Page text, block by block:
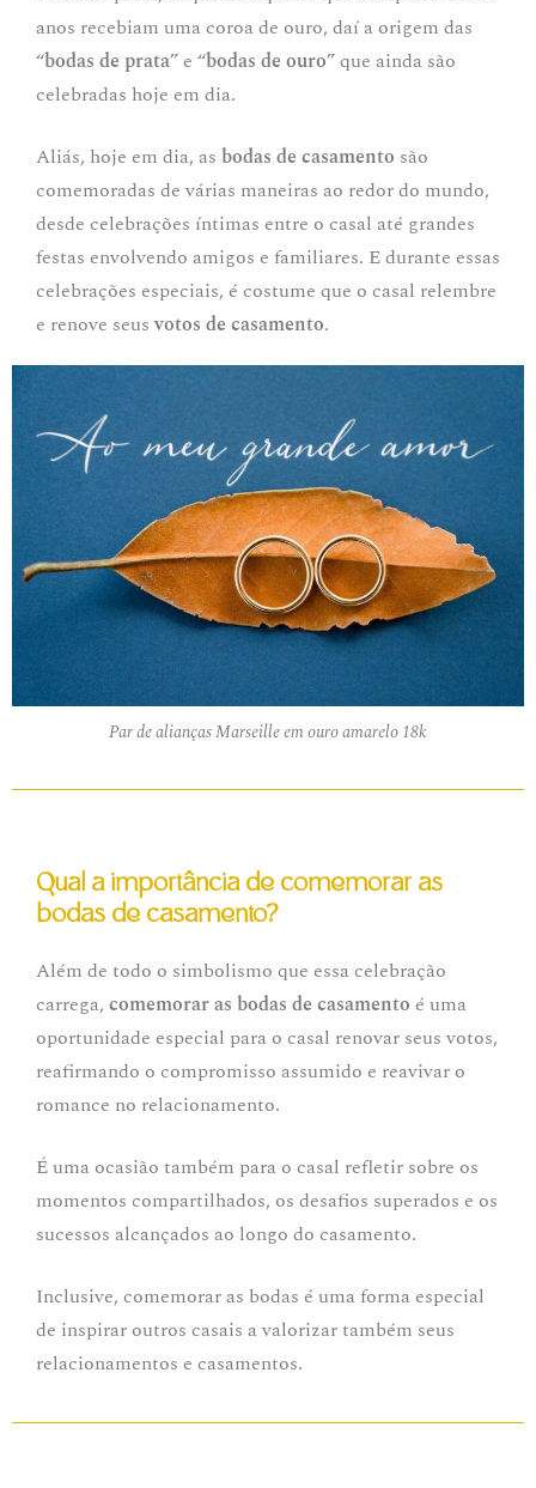
anos recebiam uma coroa de ouro, daí a origem das
“bodas de prata” e “bodas de ouro” que ainda são
celebradas hoje em dia.
Aliás, hoje em dia, as bodas de casamento são
comemoradas de várias maneiras ao redor do mundo,
desde celebrações íntimas entre o casal até grandes
festas envolvendo amigos e familiares. E durante essas
celebrações especiais, é costume que o casal relembre
e renove seusvotos de casamento.
Par de alianças Marseille em ouro amarelo 18k
Qual a importância de comemorar as
bodas de casamento?
Além de todo o simbolismo que essa celebração
carrega, comemorar as bodas de casamento é uma
oportunidade especial para o casal renovar seus votos,
reafirmando o compromisso assumido e reavivar o
romance no relacionamento.
É uma ocasião também para o casal refletir sobre os
momentos compartilhados, os desafios superados e os
sucessos alcançados ao longo do casamento.
Inclusive, comemorar as bodas é uma forma especial
de inspirar outros casais a valorizar também seus
relacionamentos e casamentos.